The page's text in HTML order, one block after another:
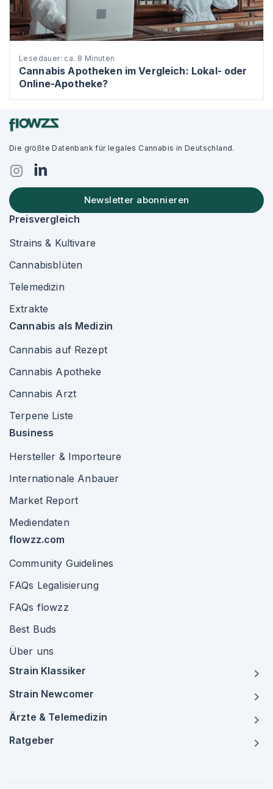
Lesedauer: ca. 8 Minuten
Cannabis Apotheken im Vergleich: Lokal- oder
Online-Apotheke?
Die größte Datenbank für legales Cannabis in Deutschland.
Newsletter abonnieren
Preisvergleich
Strains & Kultivare
Cannabisblüten
Telemedizin
Extrakte
Cannabis als Medizin
Cannabis auf Rezept
Cannabis Apotheke
Cannabis Arzt
Terpene Liste
Business
Hersteller & Importeure
Internationale Anbauer
Market Report
Mediendaten
flowzz.com
Community Guidelines
FAQs Legalisierung
FAQs flowzz
Best Buds
Über uns
Strain Klassiker
Strain Newcomer
Ärzte & Telemedizin
Ratgeber